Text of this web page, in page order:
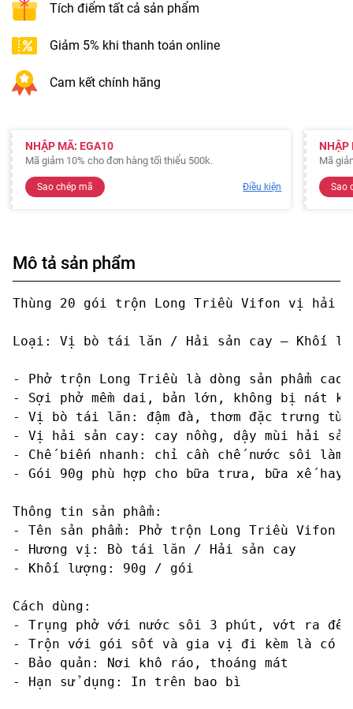
Tích điểm tất cả sản phẩm
Giảm 5% khi thanh toán online
Cam kết chính hãng
NHẬP MÃ: EGA10
Mã giảm 10% cho đơn hàng tối thiểu 500k.
Sao chép mã Điều kiện
NHẬP
Mã
Sao
Mô tả sản phẩm
Thùng 20 gói trộn Long Triều Vifon vị hải
Loại: Vị bò tái lăn / Hải sản cay – Khối
- Phở trộn Long Triều là dòng sản phẩm
- Sợi phở mềm dai, bản lớn, không bị nát
- Vị bò tái lăn: đậm đà, thơm đặc trưng từ
- Vị hải sản cay: cay nồng, dậy mùi hải
- Chế biến nhanh: chỉ cần chế nước sôi
- Gói 90g phù hợp cho bữa trưa, bữa xế
Thông tin sản phẩm:
- Tên sản phẩm: Phở trộn Long Triều Vifon
- Hương vị: Bò tái lăn / Hải sản cay
- Khối lượng: 90g / gói
Cách dùng:
- Trụng phở với nước sôi 3 phút, vớt ra để
- Trộn với gói sốt và gia vị đi kèm là có
- Bảo quản: Nơi khô ráo, thoáng mát
- Hạn sử dụng: In trên bao bì